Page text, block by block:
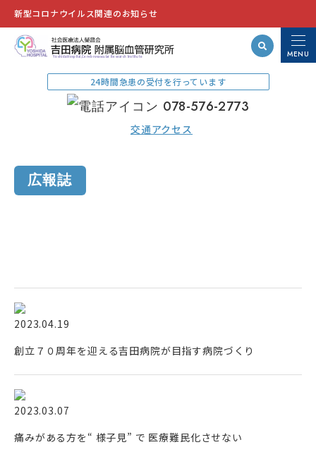
新型コロナウイルス関連のお知らせ
Yoshida Hospital,Cerebrovascular Research Institute
24時間急患の受付を行っています
078-576-2773
交通アクセス
MENU
広報誌
2023.04.19
創立７０周年を迎える吉田病院が目指す病院づくり
2023.03.07
痛みがある方を“ 様子見” で 医療難民化させない